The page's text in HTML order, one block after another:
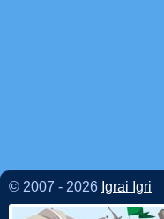
© 2007 - 2026 Igrai Igri